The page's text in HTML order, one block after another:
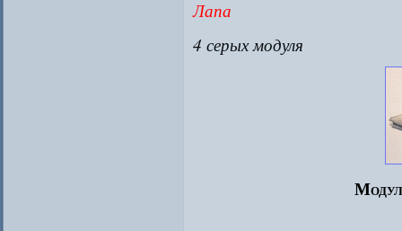
Лапа
4 серых модуля